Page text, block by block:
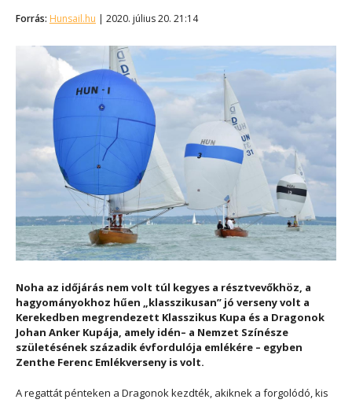
Forrás: Hunsail.hu | 2020. július 20. 21:14
Noha az időjárás nem volt túl kegyes a résztvevőkhöz, a
hagyományokhoz hűen „klasszikusan” jó verseny volt a
Kerekedben megrendezett Klasszikus Kupa és a Dragonok
Johan Anker Kupája, amely idén– a Nemzet Színésze
születésének századik évfordulója emlékére – egyben
Zenthe Ferenc Emlékverseny is volt.
A regattát pénteken a Dragonok kezdték, akiknek a forgolódó, kis